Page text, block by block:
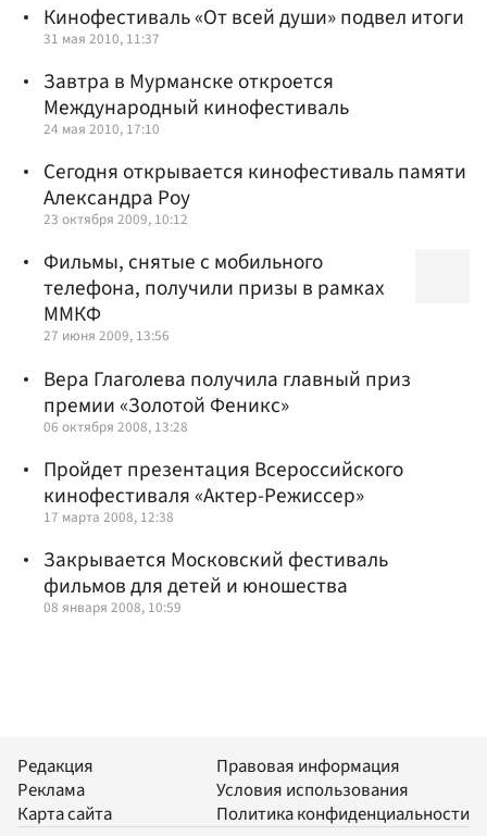
Кинофестиваль «От всей души» подвел итоги
31 мая 2010, 11:37
Завтра в Мурманске откроется
Международный кинофестиваль
24 мая 2010, 17:10
Сегодня открывается кинофестиваль памяти
Александра Роу
23 октября 2009, 10:12
Фильмы, снятые с мобильного
телефона, получили призы в рамках
ММКФ
27 июня 2009, 13:56
Вера Глаголева получила главный приз
премии «Золотой Феникс»
06 октября 2008, 13:28
Пройдет презентация Всероссийского
кинофестиваля «Актер-Режиссер»
17 марта 2008, 12:38
Закрывается Московский фестиваль
фильмов для детей и юношества
08 января 2008, 10:59
Редакция
Реклама
Карта сайта
Правовая информация
Условия использования
Политика конфиденциальности